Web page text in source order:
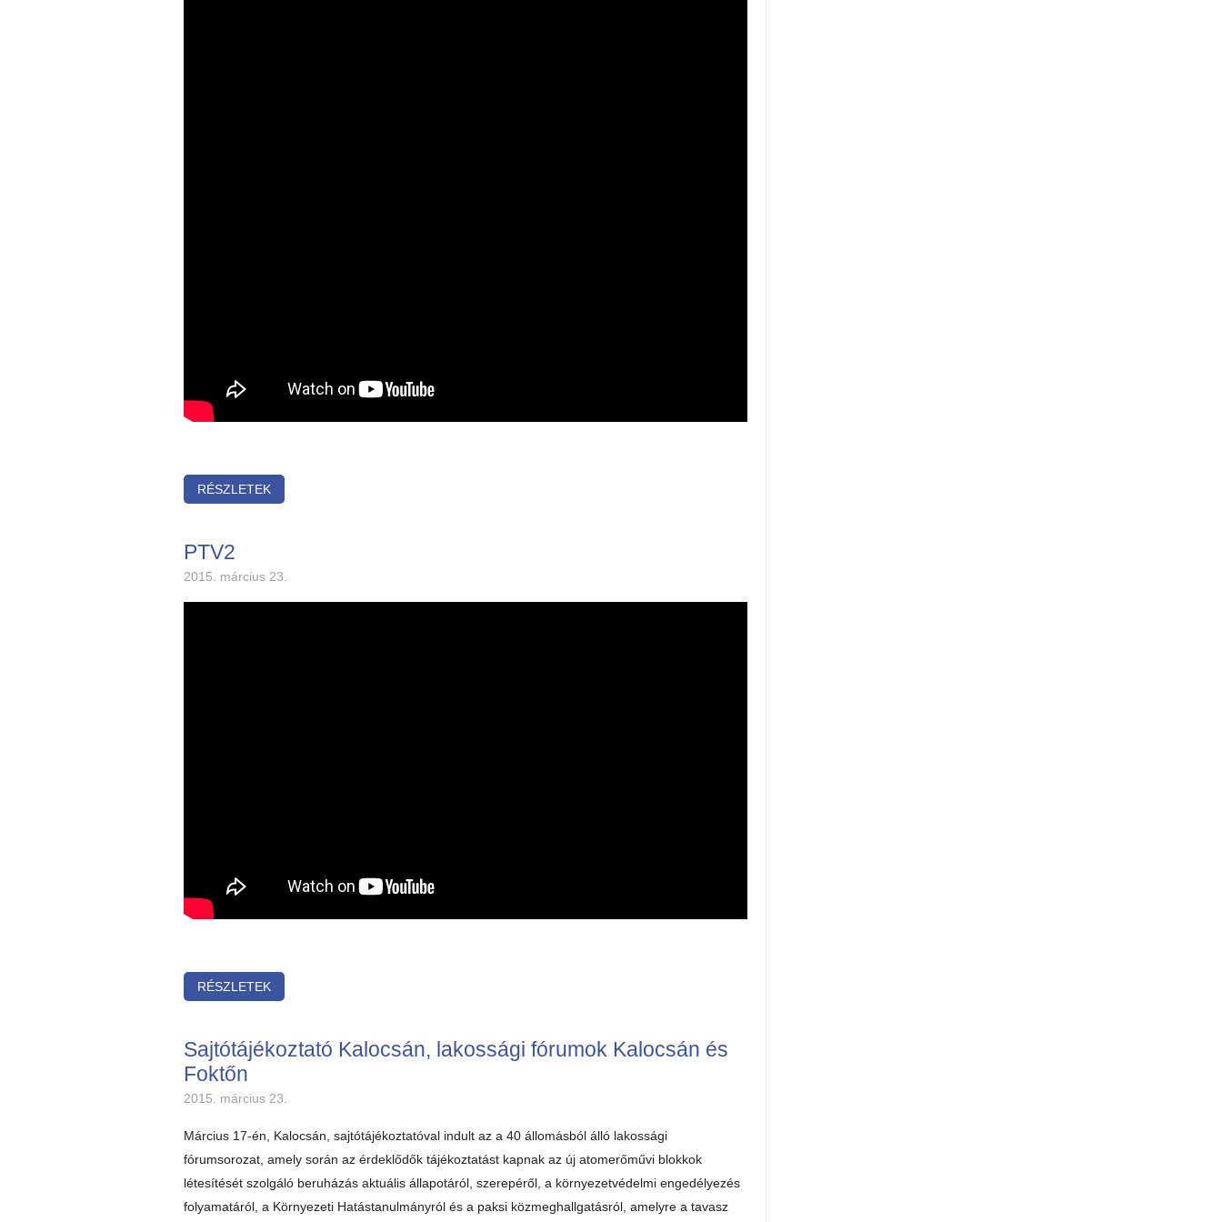
RÉSZLETEK
PTV2
2015. március 23.
RÉSZLETEK
Sajtótájékoztató Kalocsán, lakossági fórumok Kalocsán és
Foktőn
2015. március 23.
Március 17-én, Kalocsán, sajtótájékoztatóval indult az a 40 állomásból álló lakossági
fórumsorozat, amely során az érdeklődők tájékoztatást kapnak az új atomerőművi blokkok
létesítését szolgáló beruházás aktuális állapotáról, szerepéről, a környezetvédelmi engedélyezés
folyamatáról, a Környezeti Hatástanulmányról és a paksi közmeghallgatásról, amelyre a tavasz